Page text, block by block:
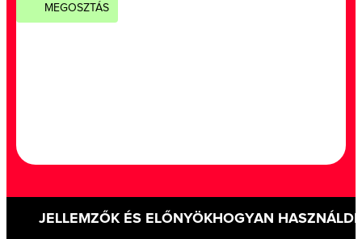
MEGOSZTÁS
JELLEMZŐK ÉS ELŐNYÖKHOGYAN HASZNÁLD